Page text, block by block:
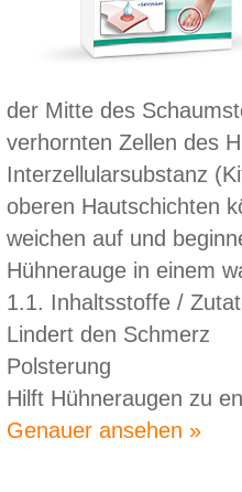
der Mitte des
verhornten Zellen des
Interzellularsubstanz
oberen Hautschichten
weichen auf und
Hühnerauge in einem
1.1. Inhaltsstoffe /
Lindert den Schmerz
Polsterung
Hilft Hühneraugen zu
Genauer ansehen »